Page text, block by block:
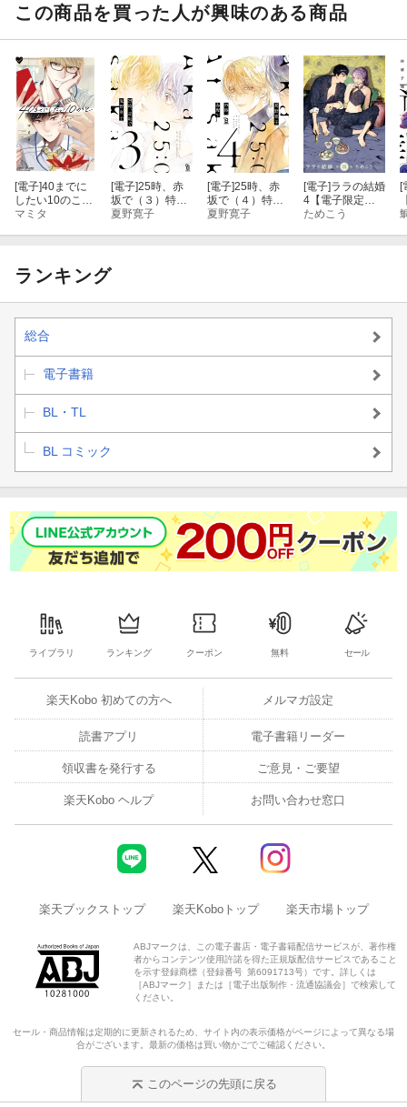
この商品を買った人が興味のある商品
[電子]40までに
したい10のこと
【電子特別版】
マミタ
[電子]25時、赤
坂で（３）特装
版【電子限定特
夏野寛子
[電子]25時、赤
坂で（４）特装
版【特典付】
夏野寛子
[電子]ララの結婚
4【電子限定か
きおろし付】
ためこう
[
ランキング
総合
電子書籍
BL・TL
BL コミック
ライブラリ ランキング クーポン 無料 セール
楽天Kobo 初めての方へ メルマガ設定
読書アプリ 電子書籍リーダー
領収書を発行する ご意見・ご要望
楽天Kobo ヘルプ お問い合わせ窓口
楽天ブックストップ 楽天Koboトップ 楽天市場トップ
ABJマークは、この電子書店・電子書籍配信サービスが、著作権
者からコンテンツ使用許諾を得た正規版配信サービスであること
を示す登録商標（登録番号 第6091713号）です。詳しくは
［ABJマーク］または［電子出版制作・流通協議会］で検索して
ください。
セール・商品情報は定期的に更新されるため、サイト内の表示価格がページによって異なる場
合がございます。最新の価格は買い物かごでご確認ください。
このページの先頭に戻る